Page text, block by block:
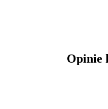
Opinie